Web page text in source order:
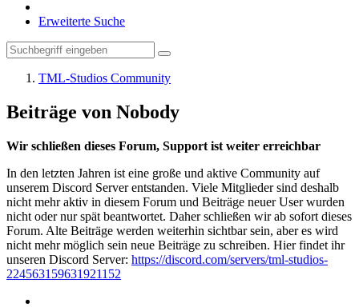
Erweiterte Suche
TML-Studios Community
Beiträge von Nobody
Wir schließen dieses Forum, Support ist weiter erreichbar
In den letzten Jahren ist eine große und aktive Community auf
unserem Discord Server entstanden. Viele Mitglieder sind deshalb
nicht mehr aktiv in diesem Forum und Beiträge neuer User wurden
nicht oder nur spät beantwortet. Daher schließen wir ab sofort dieses
Forum. Alte Beiträge werden weiterhin sichtbar sein, aber es wird
nicht mehr möglich sein neue Beiträge zu schreiben. Hier findet ihr
unseren Discord Server: https://discord.com/servers/tml-studios-
224563159631921152